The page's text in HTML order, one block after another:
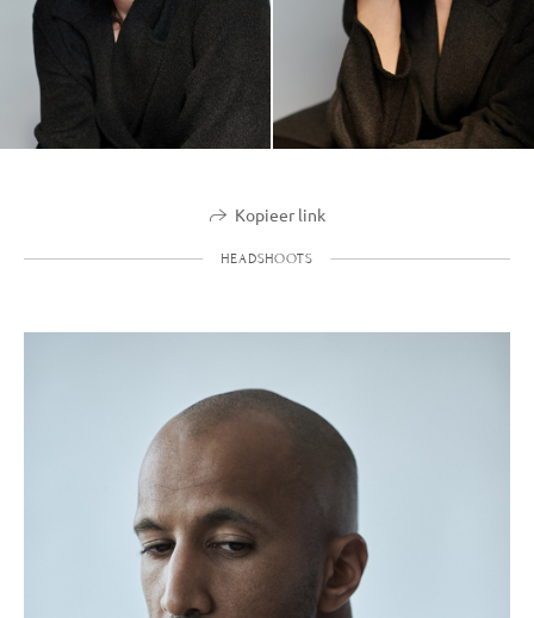
Kopieer link
HEADSHOOTS